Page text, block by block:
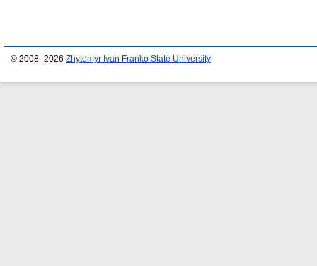
© 2008–2026 Zhytomyr Ivan Franko State University